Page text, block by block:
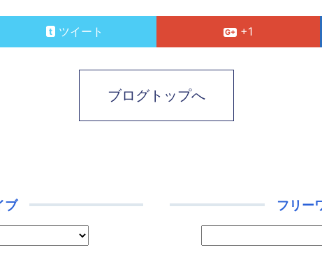
ツイート +1
ブログトップへ
ブ フリー